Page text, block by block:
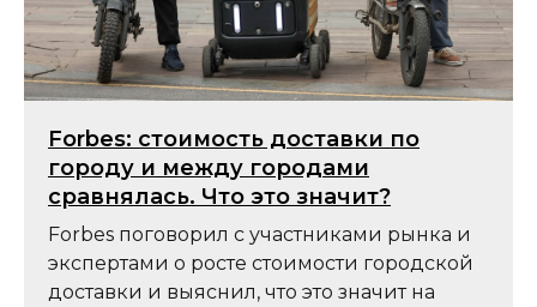
Forbes: стоимость доставки по
городу и между городами
сравнялась. Что это значит?
Forbes поговорил с участниками рынка и
экспертами о росте стоимости городской
доставки и выяснил, что это значит на